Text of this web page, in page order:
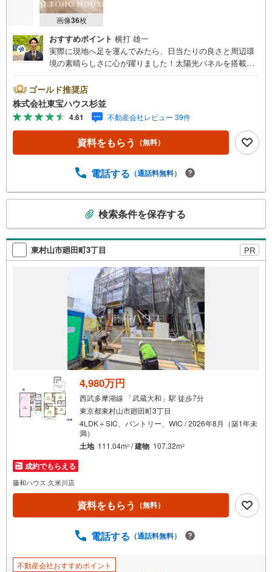
画像36枚
おすすめポイント 横打 雄一
実際に現地へ足を運んでみたら、日当たりの良さと周辺環
境の素晴らしさに心が躍りました！太陽光パネルを搭載し
に大型の収納が豊富にあり、住む人のことをトコトン考え
抜いた上質なお家だと肌で感じました。私たちが自信を持
っておすすめするこの住まいで、新しい家族の思い出を刻
みませんか？・未来を予測し人生設計から始まる「未来カ
レンダー」のご提案。・未来に起こるであろうご自宅リフ
ォームをオンライン上でご提案「ミラカレクラブ」。・不
ムステイジングサービス。・購入者様へ、税理士による確
ゴールド推奨店
株式会社東宝ハウス杉並
4.61 不動産会社レビュー 39件
資料をもらう （無料）
電話する （通話料無料）
検
索
条
イ
ペ
ー
ジ
検索条件を保存する
東村山市廻田町3丁目 PR
4,980万円
西武多摩湖線 「武蔵大和」駅 徒歩7分
東京都東村山市廻田町3丁目
4LDK＋SIC、パントリー、WIC / 2026年8月（築1年未
満）
土地 111.04m2 /建物 107.32m2
成約でもらえる
藤和ハウス 久米川店
資料をもらう （無料）
電話する （通話料無料）
不動産会社おすすめポイント